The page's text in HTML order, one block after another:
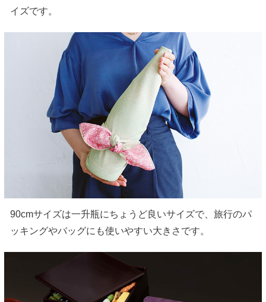
イズです。
90cmサイズは一升瓶にちょうど良いサイズで、旅行のパ
ッキングやバッグにも使いやすい大きさです。